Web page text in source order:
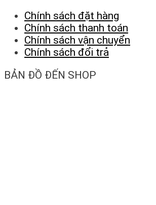
Chính sách đặt hàng
Chính sách thanh toán
Chính sách vận chuyển
Chính sách đổi trả
BẢN ĐỒ ĐẾN SHOP